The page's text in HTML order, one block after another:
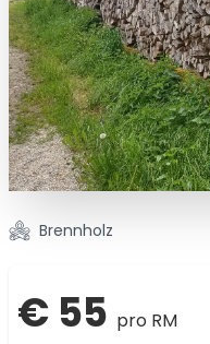
Brennholz
€ 55 pro RM